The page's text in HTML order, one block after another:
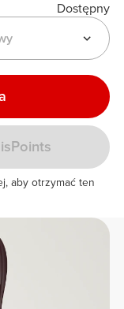
Dostępny
aby otrzymać ten